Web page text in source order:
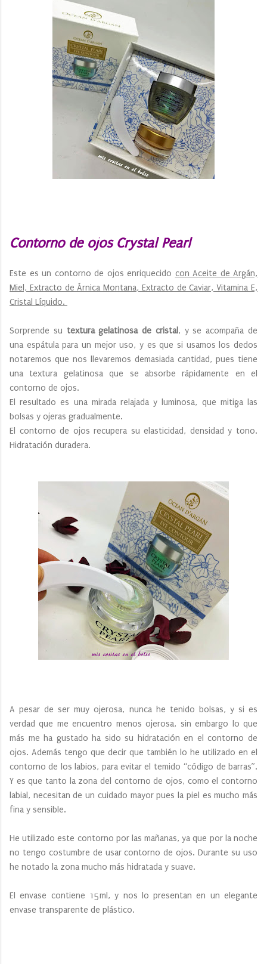
Contorno de ojos Crystal Pearl
Este es un contorno de ojos enriquecido con Aceite de Argán,
Miel, Extracto de Árnica Montana, Extracto de Caviar, Vitamina E,
Cristal Líquido.
Sorprende su textura gelatinosa de cristal, y se acompaña de
una espátula para un mejor uso, y es que si usamos los dedos
notaremos que nos llevaremos demasiada cantidad, pues tiene
una textura gelatinosa que se absorbe rápidamente en el
contorno de ojos.
El resultado es una mirada relajada y luminosa, que mitiga las
bolsas y ojeras gradualmente.
El contorno de ojos recupera su elasticidad, densidad y tono.
Hidratación duradera.
A pesar de ser muy ojerosa, nunca he tenido bolsas, y si es
verdad que me encuentro menos ojerosa, sin embargo lo que
más me ha gustado ha sido su hidratación en el contorno de
ojos. Además tengo que decir que también lo he utilizado en el
contorno de los labios, para evitar el temido “código de barras”.
Y es que tanto la zona del contorno de ojos, como el contorno
labial, necesitan de un cuidado mayor pues la piel es mucho más
fina y sensible.
He utilizado este contorno por las mañanas, ya que por la noche
no tengo costumbre de usar contorno de ojos. Durante su uso
he notado la zona mucho más hidratada y suave.
El envase contiene 15ml, y nos lo presentan en un elegante
envase transparente de plástico.